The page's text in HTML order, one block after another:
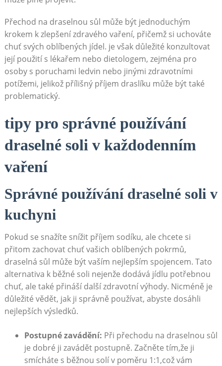
Přechod na draselnou sůl může být jednoduchým
krokem k zlepšení zdravého vaření, přičemž si uchováte
chuť svých oblíbených jídel. je však důležité konzultovat
její použití s lékařem nebo dietologem, zejména pro
osoby s poruchami ledvin nebo jinými zdravotními
potížemi, jelikož přílišný příjem draslíku může být také
problematický.
tipy pro správné používání
draselné soli v každodenním
vaření
Správné používání draselné soli v
kuchyni
Pokud se snažíte snížit příjem sodíku, ale chcete si
přitom zachovat chuť vašich oblíbených pokrmů,
draselná sůl může být vaším nejlepším spojencem. Tato
alternativa k běžné soli nejenže dodává jídlu potřebnou
chuť, ale také přináší další zdravotní výhody. Nicméně je
důležité vědět, jak ji správně používat, abyste dosáhli
nejlepších výsledků.
Postupné zavádění: Při přechodu na draselnou sůl
je dobré ji zavádět postupně. Začněte tím,že ji
smícháte s běžnou solí v poměru 1:1,což vám